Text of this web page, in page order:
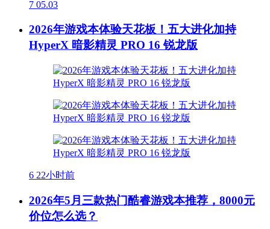
7 05.03
2026年游戏本体验天花板！五大进化加持
HyperX 暗影精灵 PRO 16 锐龙版
6 22小时前
2026年5月三款热门酷睿游戏本推荐，8000元
价位怎么选？